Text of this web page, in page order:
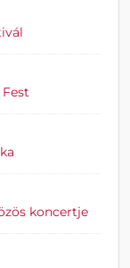
koncertje